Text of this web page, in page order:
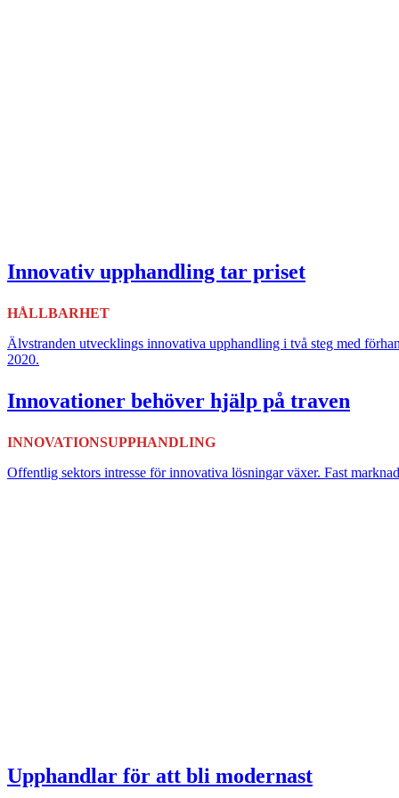
Innovativ upphandling tar priset
HÅLLBARHET
Älvstranden utvecklings innovativa upphandling i två steg med
2020.
Innovationer behöver hjälp på traven
INNOVATIONSUPPHANDLING
Offentlig sektors intresse för innovativa lösningar växer. Fast
Upphandlar för att bli modernast